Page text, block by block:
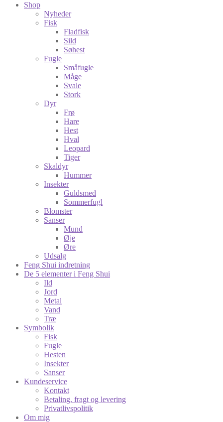
Shop
Nyheder
Fisk
Fladfisk
Sild
Søhest
Fugle
Småfugle
Måge
Svale
Stork
Dyr
Frø
Hare
Hest
Hval
Leopard
Tiger
Skaldyr
Hummer
Insekter
Guldsmed
Sommerfugl
Blomster
Sanser
Mund
Øje
Øre
Udsalg
Feng Shui indretning
De 5 elementer i Feng Shui
Ild
Jord
Metal
Vand
Træ
Symbolik
Fisk
Fugle
Hesten
Insekter
Sanser
Kundeservice
Kontakt
Betaling, fragt og levering
Privatlivspolitik
Om mig